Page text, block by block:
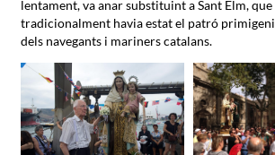
lentament, va anar substituint a Sant Elm, que
tradicionalment havia estat el patró primigeni
dels navegants i mariners catalans.